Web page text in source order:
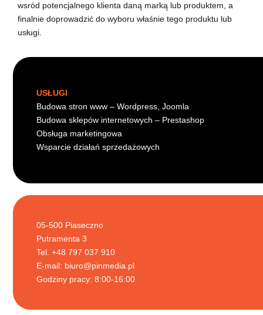
wsród potencjalnego klienta daną marką lub produktem, a
finalnie doprowadzić do wyboru właśnie tego produktu lub
usługi.
USŁUGI
Budowa stron www – Wordpress, Joomla
Budowa sklepów internetowych – Prestashop
Obsługa marketingowa
Wsparcie działań sprzedażowych
05-500 Piaseczno
Putramenta 3
Tel. +48 797 037 910
E-mail: biuro@pinmedia.pl
Godziny pracy: 8:00-16:00